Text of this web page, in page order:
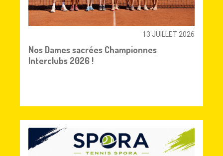
13 JUILLET 2026
Nos Dames sacrées Championnes
Interclubs 2026 !